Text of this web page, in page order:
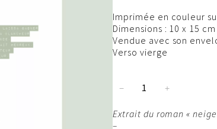
Imprimée en couleur
Dimensions : 10 x 15 cm
Vendue avec son
Verso vierge
a
− +
Extrait du roman «
–